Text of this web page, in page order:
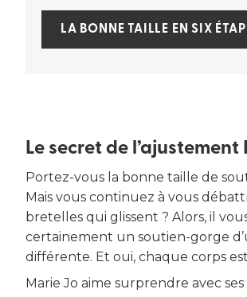
LA BONNE TAILLE EN SIX
Le secret de
Portez-vous la bonne taille de
Mais vous continuez à vous
bretelles qui glissent ? Alors, il
certainement un soutien-gorge
différente. Et oui, chaque corps
Marie Jo aime surprendre avec ses